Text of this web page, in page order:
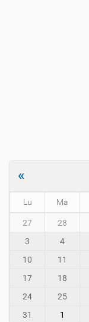
«
Lu Ma
27 28
3
4
10
11
17
18
24
25
31
1